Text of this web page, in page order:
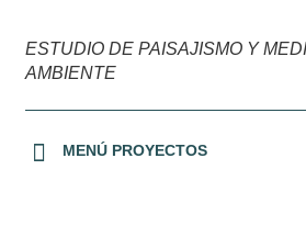
ESTUDIO DE PAISAJISMO Y
AMBIENTE
MENÚ PROYECTOS